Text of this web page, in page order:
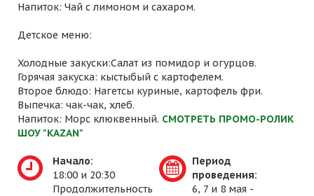
Напиток: Чай с лимоном и сахаром.
Детское меню:
Холодные закуски:Салат из помидор и огурцов.
Горячая закуска: кыстыбый с картофелем.
Второе блюдо: Нагетсы куриные, картофель фри.
Выпечка: чак-чак, хлеб.
Напиток: Морс клюквенный. СМОТРЕТЬ ПРОМО-РОЛИК
ШОУ "KAZAN"
Начало:
18:00 и 20:30
Продолжительность
Период
проведения:
6, 7 и 8 мая -